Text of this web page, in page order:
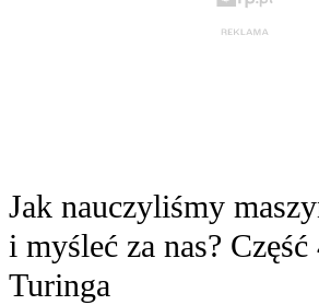
Jak nauczyliśmy
i myśleć za nas? Część
Turinga